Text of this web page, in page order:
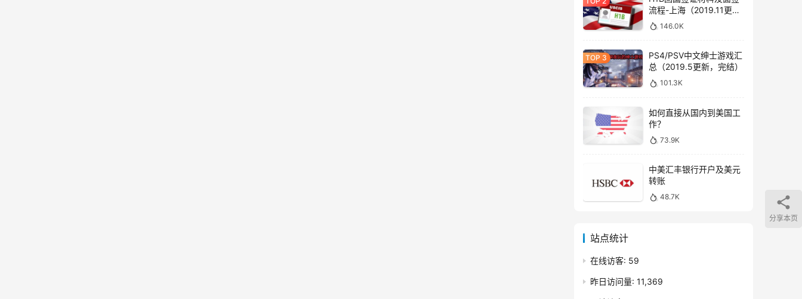
流程-上海（2019.11更
新）146.0K
PS4/PSV中文绅士游戏汇
总（2019.5更新，完结）
101.3K
如何直接从国内到美国工
作？
73.9K
中美汇丰银行开户及美元
转账
48.7K
站点统计
在线访客: 59
昨日访问量: 11,369
分享本页